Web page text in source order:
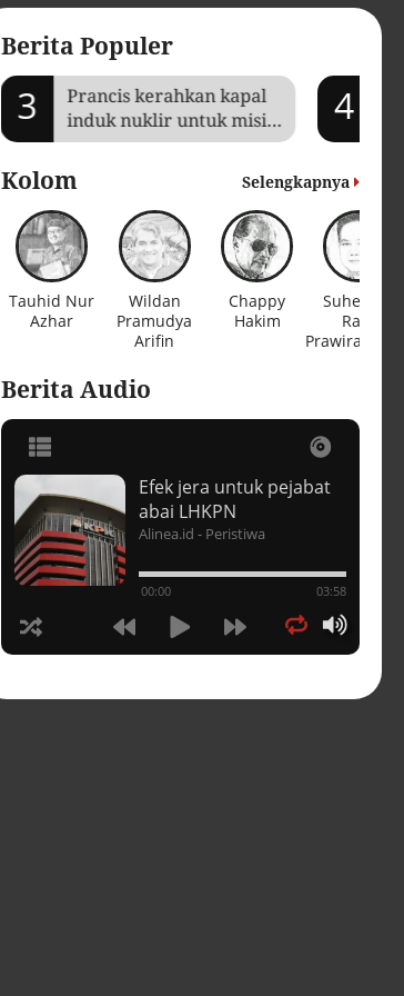
Berita Populer
3
Prancis kerahkan kapal
induk nuklir untuk misi
Selat Hormuz
4
Kolom Selengkapnya
Tauhid Nur
Azhar
Wildan
Pramudya
Arifin
Chappy
Hakim
Suhendra
Ratu
Berita Audio
Efek jera untuk pejabat
abai LHKPN
Alinea.id - Peristiwa
00:00 03:58